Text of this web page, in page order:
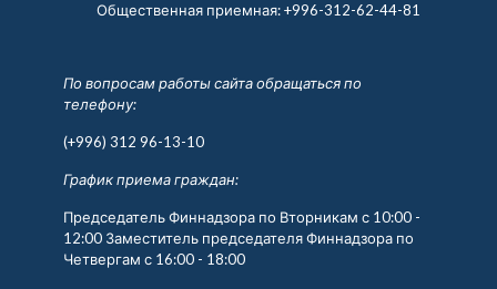
Общественная приемная:+996-312-62-44-81
По вопросам работы сайта обращаться по
телефону:
(+996) 312 96-13-10
График приема граждан:
Председатель Финнадзора по Вторникам с 10:00 -
12:00 Заместитель председателя Финнадзора по
Четвергам с 16:00 - 18:00